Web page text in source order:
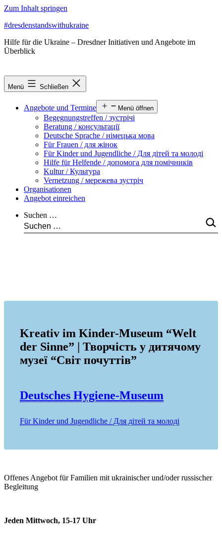
Zum Inhalt springen
#dresdenstandswithukraine
Hilfe für die Ukraine – Dresdner Initiativen und Angebote im
Überblick
Menü Schließen
Angebote und Termine Menü öffnen
Begegnungstreffen / зустрічі
Beratung / консультації
Deutsche Sprache / німецька мова
Für Frauen / для жінок
Für Kinder und Jugendliche / Для дітей та молоді
Hilfe für Helfende / допомога для помічників
Kultur / Культура
Vernetzung / мережева зустріч
Organisationen
Angebot einreichen
Suchen …
Kreativ im Kinder-Museum “Welt
der Sinne” | Творчість у дитячому
музеї “Світ почуттів”
Deutsches Hygiene-Museum
Für Kinder und Jugendliche / Для дітей та молоді
Offenes Angebot für Familien mit ukrainischer und/oder russischer
Begleitung
Jeden Mittwoch, 15-17 Uhr